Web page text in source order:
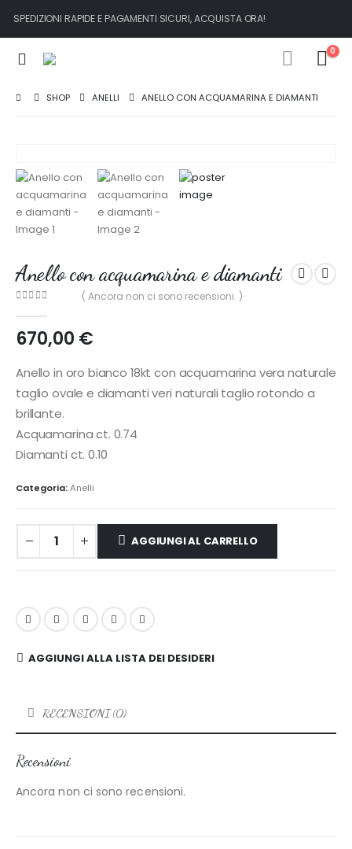
SPEDIZIONI RAPIDE E PAGAMENTI SICURI, ACQUISTA ORA!
0
SHOP ANELLI ANELLO CON ACQUAMARINA E DIAMANTI
Anello con acquamarina e diamanti
( Ancora non ci sono recensioni. )
670,00 €
Anello in oro bianco 18kt con acquamarina vera naturale
taglio ovale e diamanti veri naturali taglio rotondo a
brillante.
Acquamarina ct. 0.74
Diamanti ct. 0.10
Categoria:Anelli
AGGIUNGI AL CARRELLO
AGGIUNGI ALLA LISTA DEI DESIDERI
RECENSIONI (0)
Recensioni
Ancora non ci sono recensioni.